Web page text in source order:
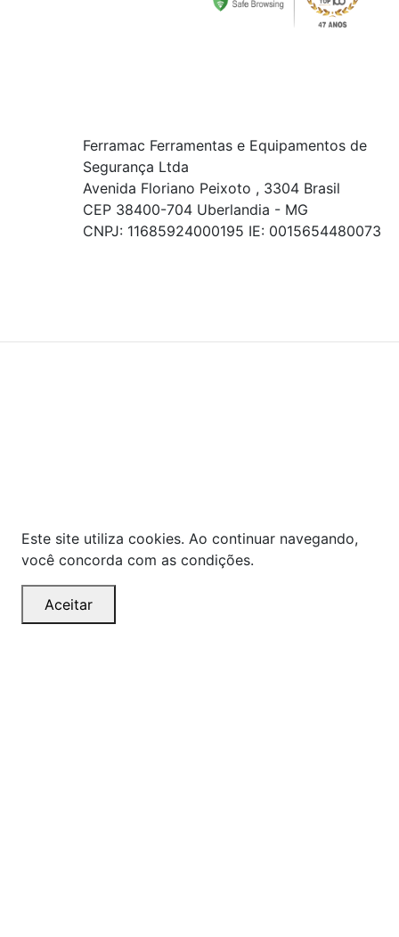
Ferramac Ferramentas e Equipamentos de
Segurança Ltda
Avenida Floriano Peixoto , 3304 Brasil
CEP 38400-704 Uberlandia - MG
CNPJ: 11685924000195 IE: 0015654480073
Este site utiliza cookies. Ao continuar navegando,
você concorda com as condições.
Aceitar